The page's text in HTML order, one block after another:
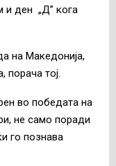
и ден „Д” кога
на Македонија,
порача тој.
во победата на
не само поради
го познава